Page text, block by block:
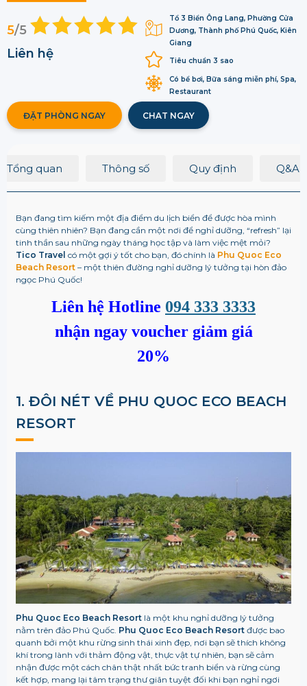
Tổ 3 Biển Ông Lang, Phường Cửa
Dương, Thành phố Phú Quốc, Kiên
Giang
Tiêu chuẩn 3 sao
Có bể bơi, Bữa sáng miễn phí, Spa,
Restaurant
5/5
Liên hệ
ĐẶT PHÒNG NGAY CHAT NGAY
Tổng quan Thông số Quy định Q&A
Bạn đang tìm kiếm một địa điểm du lịch biển để được hòa mình
cùng thiên nhiên? Bạn đang cần một nơi để nghỉ dưỡng, “refresh” lại
tinh thần sau những ngày tháng học tập và làm việc mệt mỏi?
Tico Travel có một gợi ý tốt cho bạn, đó chính là Phu Quoc Eco
Beach Resort– một thiên đường nghỉ dưỡng lý tưởng tại hòn đảo
ngọc Phú Quốc!
Liên hệ Hotline 094 333 3333
nhận ngay voucher giảm giá
20%
1. ĐÔI NÉT VỀ PHU QUOC ECO BEACH
RESORT
Phu Quoc Eco Beach Resortlà một khu nghỉ dưỡng lý tưởng
nằm trên đảo Phú Quốc. Phu Quoc Eco Beach Resortđược bao
quanh bởi một khu rừng sinh thái xinh đẹp, nơi bạn sẽ thích không
khí trong lành với thảm động vật, thực vật tự nhiên, bạn sẽ cảm
nhận được một cách chân thật nhất bức tranh biển và rừng cùng
kết hợp, mang lại tâm trạng thư giãn tuyệt đối khi bạn nghỉ ngơi